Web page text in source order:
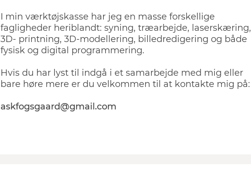
I min værktøjskasse har jeg en masse forskellige
fagligheder heriblandt: syning, træarbejde, laserskæring,
3D- printning, 3D-modellering, billedredigering og både
fysisk og digital programmering.
Hvis du har lyst til indgå i et samarbejde med mig eller
bare høre mere er du velkommen til at kontakte mig på:
askfogsgaard@gmail.com